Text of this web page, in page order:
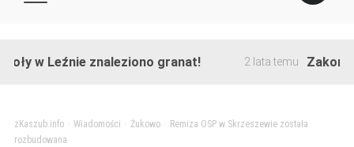
znaleziono granat! 2 lata temu Zakończono
zKaszub.info> Wiadomości Żukowo>
Remiza OSP w Skrzeszewie została
rozbudowana